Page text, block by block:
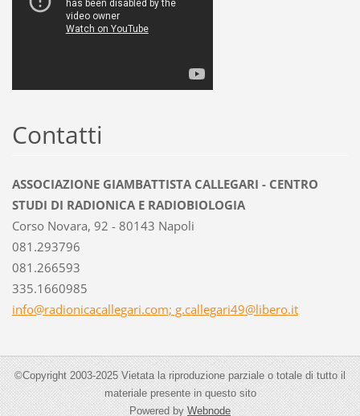
Contatti
ASSOCIAZIONE GIAMBATTISTA CALLEGARI - CENTRO
STUDI DI RADIONICA E RADIOBIOLOGIA
Corso Novara, 92 - 80143 Napoli
081.293796
081.266593
335.1660985
info@radionicacallegari.com; g.callegari49@libero.it
©Copyright 2003-2025 Vietata la riproduzione parziale o totale di tutto il
materiale presente in questo sito
Powered byWebnode